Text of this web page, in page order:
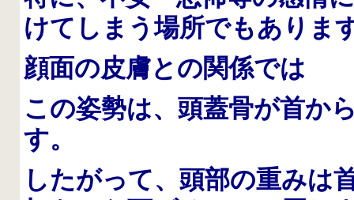
けてしまう場所でもありま
顔面の皮膚との関係では
この姿勢は、頭蓋骨が首か
す。
したがって、頭部の重みは